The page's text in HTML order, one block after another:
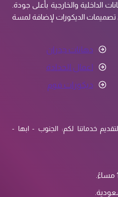
الداخلية والخارجية بأعلى جودة.
تصميمات الديكورات لإضافة لمسة
دهانات جدران
اعمال الحدادة
ديكورات فوم
خدماتنا لكم: الجنوب - ابها -